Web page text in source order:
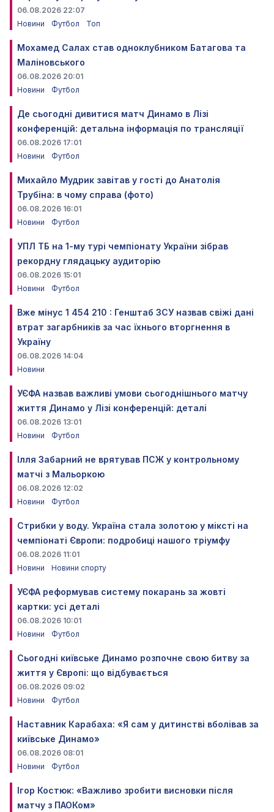
06.08.2026 22:07
Новини
Футбол Топ
Мохамед Салах став одноклубником Батагова та
Маліновського
06.08.2026 20:01
Новини
Футбол
Де сьогодні дивитися матч Динамо в Лізі
конференцій: детальна інформація по трансляції
06.08.2026 17:01
Новини
Футбол
Михайло Мудрик завітав у гості до Анатолія
Трубіна: в чому справа (фото)
06.08.2026 16:01
Новини
Футбол
УПЛ ТБ на 1-му турі чемпіонату України зібрав
рекордну глядацьку аудиторію
06.08.2026 15:01
Новини
Футбол
Вже мінус 1 454 210 : Генштаб ЗСУ назвав свіжі дані
втрат загарбників за час їхнього вторгнення в
Україну
06.08.2026 14:04
Новини
УЄФА назвав важливі умови сьогоднішнього матчу
життя Динамо у Лізі конференцій: деталі
06.08.2026 13:01
Новини
Футбол
Ілля Забарний не врятував ПСЖ у контрольному
матчі з Мальоркою
06.08.2026 12:02
Новини
Футбол
Стрибки у воду. Україна стала золотою у міксті на
чемпіонаті Європи: подробиці нашого тріумфу
06.08.2026 11:01
Новини
Новини спорту
УЄФА реформував систему покарань за жовті
картки: усі деталі
06.08.2026 10:01
Новини
Футбол
Сьогодні київське Динамо розпочне свою битву за
життя у Європі: що відбувається
06.08.2026 09:02
Новини
Футбол
Наставник Карабаха: «Я сам у дитинстві вболівав за
київське Динамо»
06.08.2026 08:01
Новини
Футбол
Ігор Костюк: «Важливо зробити висновки після
матчу з ПАОКом»